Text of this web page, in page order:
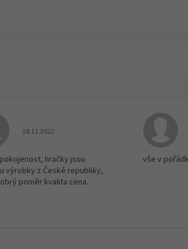
Hodnocení obchodu je 5 z 5 hvězdiček.
18.11.2022
hračky jsou
výrobky z České republiky,
poměr kvalita cena.
vše v